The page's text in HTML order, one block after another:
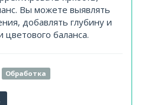
Вы можете выявлять
добавлять глубину и
цветового баланса.
Обработка